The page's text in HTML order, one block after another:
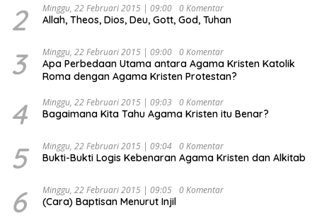
Ekonomi Politik Indonesia) & Simposium Nasional
“Urgensi Undang-Undang Perekonomian Nasional dan
Indonesia Emas 2045”,
2 Minggu, 22 Februari 2015 | 09:00 0 Komentar
Allah, Theos, Dios, Deu, Gott, God, Tuhan
3 Minggu, 22 Februari 2015 | 09:00 0 Komentar
Apa Perbedaan Utama antara Agama Kristen Katolik
Roma dengan Agama Kristen Protestan?
4 Minggu, 22 Februari 2015 | 09:03 0 Komentar
Bagaimana Kita Tahu Agama Kristen itu Benar?
5 Minggu, 22 Februari 2015 | 09:04 0 Komentar
Bukti-Bukti Logis Kebenaran Agama Kristen dan Alkitab
6 Minggu, 22 Februari 2015 | 09:05 0 Komentar
(Cara) Baptisan Menurut Injil